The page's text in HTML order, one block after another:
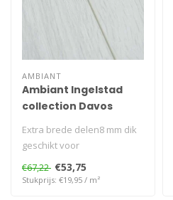
AMBIANT
Ambiant Ingelstad
collection Davos
Extra brede delen8 mm dik
geschikt voor
vloerverwarming
€67,22 €53,75
Stukprijs: €19,95 / m²